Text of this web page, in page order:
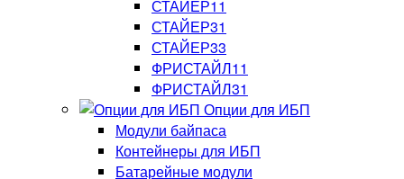
СТАЙЕР11
СТАЙЕР31
СТАЙЕР33
ФРИСТАЙЛ11
ФРИСТАЙЛ31
Опции для ИБП
Модули байпаса
Контейнеры для ИБП
Батарейные модули